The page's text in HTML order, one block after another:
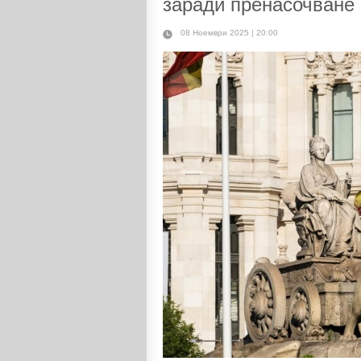
заради
08 Ноември 2025 | 20:00